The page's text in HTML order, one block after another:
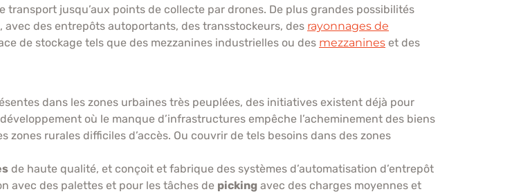
jusqu’aux points de collecte par drones. De plus grandes possibilités
des entrepôts autoportants, des transstockeurs, des rayonnages de
de stockage tels que des mezzanines industrielles ou des mezzanines et des
dans les zones urbaines très peuplées, des initiatives existent déjà pour
où le manque d’infrastructures empêche l’acheminement des biens
rurales difficiles d’accès. Ou couvrir de tels besoins dans des zones
de haute qualité, et conçoit et fabrique des systèmes d’automatisation d’entrepôt
avec des palettes et pour les tâches de picking avec des charges moyennes et